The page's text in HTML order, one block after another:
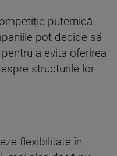
puternică
pot decide să
a evita oferirea
structurile lor
flexibilitate în